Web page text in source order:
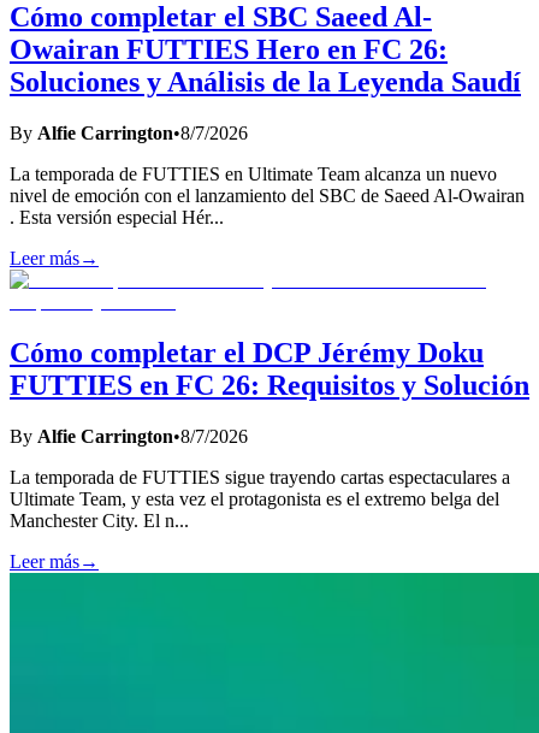
Cómo completar el SBC Saeed Al-
Owairan FUTTIES Hero en FC 26:
Soluciones y Análisis de la Leyenda Saudí
By Alfie Carrington•8/7/2026
La temporada de FUTTIES en Ultimate Team alcanza un nuevo
nivel de emoción con el lanzamiento del SBC de Saeed Al-Owairan
. Esta versión especial Hér...
Leer más→
Cómo completar el DCP Jérémy Doku
FUTTIES en FC 26: Requisitos y Solución
By Alfie Carrington•8/7/2026
La temporada de FUTTIES sigue trayendo cartas espectaculares a
Ultimate Team, y esta vez el protagonista es el extremo belga del
Manchester City. El n...
Leer más→